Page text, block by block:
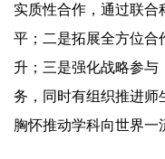
实质性合作，通过联合
平；二是拓展全方位合
升；三是强化战略参与
务，同时有组织推进师
胸怀推动学科向世界一